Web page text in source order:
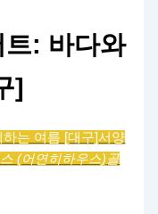
트: 바다와
]
는 여름 [대구]서양
(어연히하우스)골